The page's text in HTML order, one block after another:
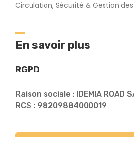
Circulation, Sécurité & Gestion
En savoir plus
RGPD
Raison sociale : IDEMIA ROAD
RCS : 98209884000019